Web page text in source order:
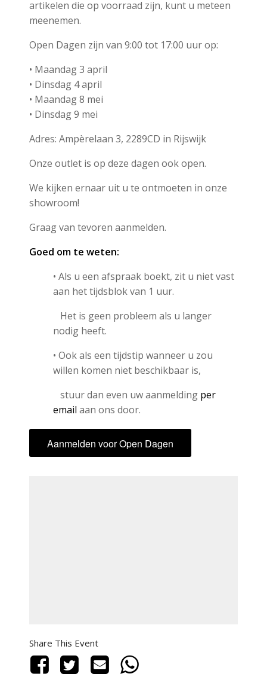
artikelen die op voorraad zijn, kunt u meteen
meenemen.
Open Dagen zijn van 9:00 tot 17:00 uur op:
• Maandag 3 april
• Dinsdag 4 april
• Maandag 8 mei
• Dinsdag 9 mei
Adres: Ampèrelaan 3, 2289CD in Rijswijk
Onze outlet is op deze dagen ook open.
We kijken ernaar uit u te ontmoeten in onze
showroom!
Graag van tevoren aanmelden.
Goed om te weten:
• Als u een afspraak boekt, zit u niet vast
aan het tijdsblok van 1 uur.
Het is geen probleem als u langer
nodig heeft.
• Ook als een tijdstip wanneer u zou
willen komen niet beschikbaar is,
stuur dan even uw aanmelding per
email aan ons door.
Aanmelden voor Open Dagen
Share This Event